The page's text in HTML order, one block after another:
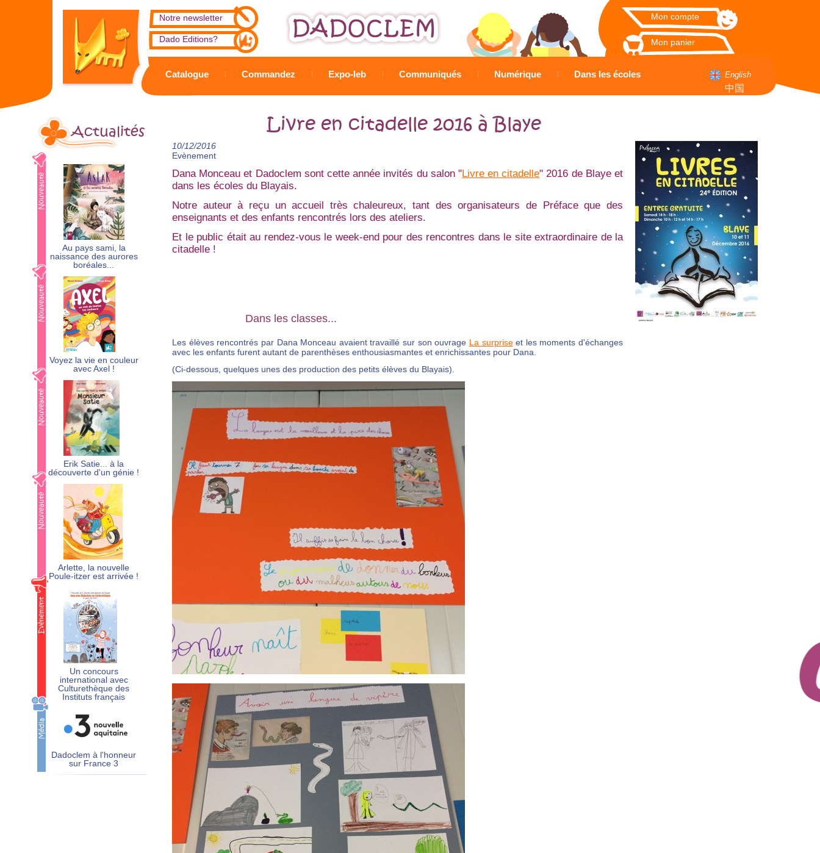
Mon compte
Mon panier
Notre newsletter
Dado Editions?
Catalogue Commandez Expo-leb Communiqués Numérique Dans les écoles English
中国
Livre en citadelle 2016 à Blaye
10/12/2016
Evènement
Dana Monceau et Dadoclem sont cette année invités du salon "Livre en citadelle" 2016 de Blaye et
dans les écoles du Blayais.
Notre auteur à reçu un accueil très chaleureux, tant des organisateurs de Préface que des
enseignants et des enfants rencontrés lors des ateliers.
Et le public était au rendez-vous le week-end pour des rencontres dans le site extraordinaire de la
citadelle !
Dans les classes...
Les élèves rencontrés par Dana Monceau avaient travaillé sur son ouvrage La surpriseet les moments d'échanges
avec les enfants furent autant de parenthèses enthousiasmantes et enrichissantes pour Dana.
(Ci-dessous, quelques unes des production des petits élèves du Blayais).
Actualités
Au pays sami, la
naissance des aurores
boréales...
Voyez la vie en couleur
avec Axel !
Erik Satie... à la
découverte d'un génie !
Arlette, la nouvelle
Poule-itzer est arrivée !
Un concours
international avec
Culturethèque des
Instituts français
Dadoclem à l'honneur
sur France 3